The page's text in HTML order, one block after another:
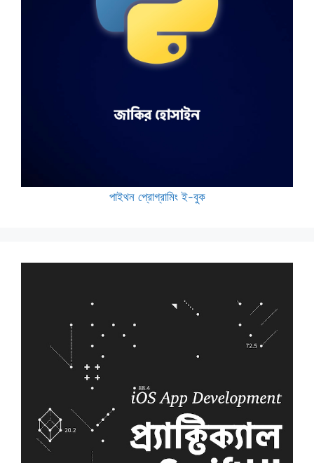
পাইথন প্রোগ্রামিং ই-বুক